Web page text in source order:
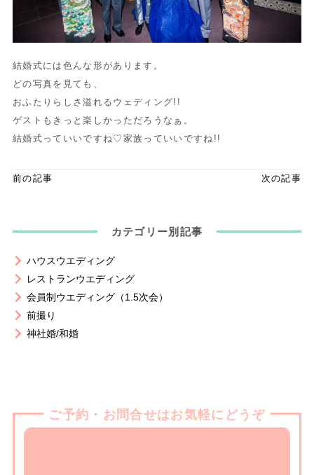
結婚式には色んな形があります。
どの写真を見ても、
おふたりらしさ溢れるウェディング!!
ゲストもきっと楽しかっただろうなぁ。
結婚式っていいですね♡家族っていいですね!!
前の記事 次の記事
カテゴリー別記事
ハウスウエディング
レストランウエディング
会員制ウエディング（1.5次会）
前撮り
神社婚/和婚
ご予約・お問合せはお気軽にどうぞ